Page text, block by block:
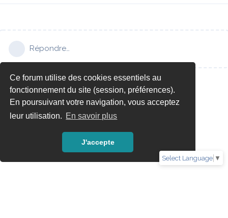
Ce forum utilise des cookies essentiels au
fonctionnement du site (session, préférences).
En poursuivant votre navigation, vous acceptez
leur utilisation. En savoir plus
J'accepte
Select Language ▼
Répondre…